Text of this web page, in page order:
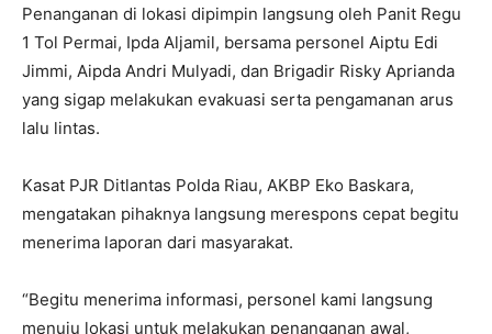
Penanganan di lokasi dipimpin langsung oleh Panit Regu
1 Tol Permai, Ipda Aljamil, bersama personel Aiptu Edi
Jimmi, Aipda Andri Mulyadi, dan Brigadir Risky Aprianda
yang sigap melakukan evakuasi serta pengamanan arus
lalu lintas.
Kasat PJR Ditlantas Polda Riau, AKBP Eko Baskara,
mengatakan pihaknya langsung merespons cepat begitu
menerima laporan dari masyarakat.
“Begitu menerima informasi, personel kami langsung
menuju lokasi untuk melakukan penanganan awal,